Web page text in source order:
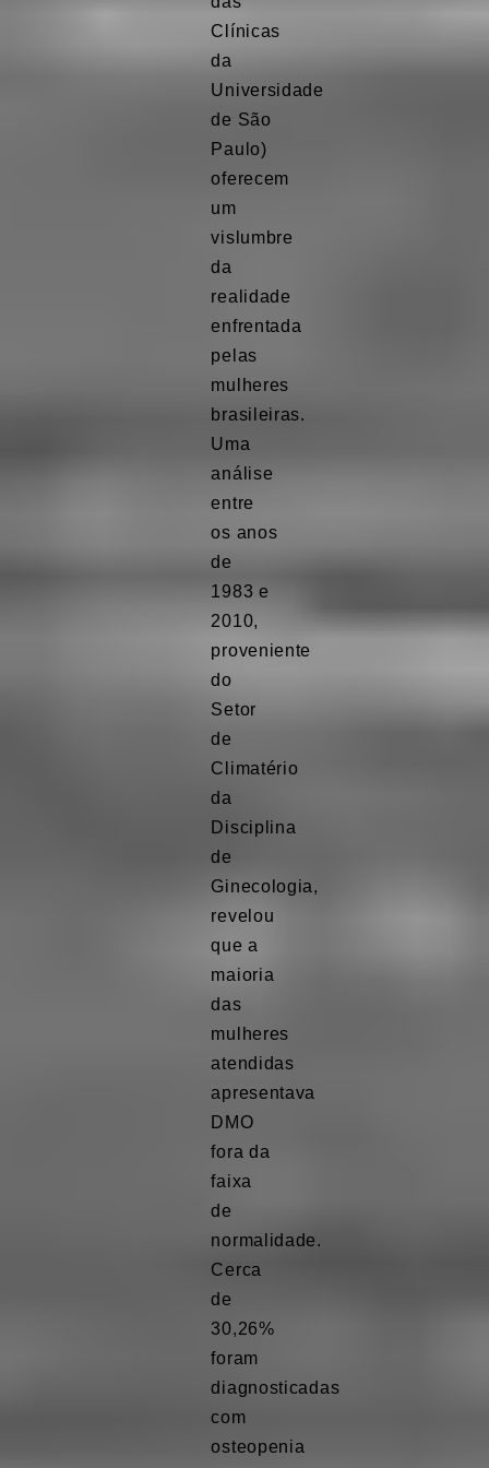
Clínicas
da
Universidade
de São
Paulo)
oferecem
um
vislumbre
da
realidade
enfrentada
pelas
mulheres
brasileiras.
Uma
análise
entre
os anos
de
1983 e
2010,
proveniente
do
Setor
de
Climatério
da
Disciplina
de
Ginecologia,
revelou
que a
maioria
das
mulheres
atendidas
apresentava
DMO
fora da
faixa
de
normalidade.
Cerca
de
30,26%
foram
diagnosticadas
com
osteopenia